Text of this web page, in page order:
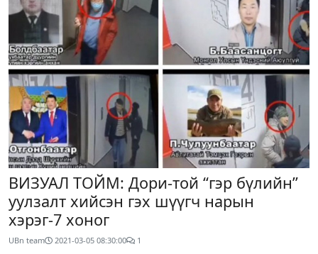
ВИЗУАЛ ТОЙМ: Дори-той “гэр бүлийн”
уулзалт хийсэн гэх шүүгч нарын
хэрэг-7 хоног
UBn team 2021-03-05 08:30:00 1